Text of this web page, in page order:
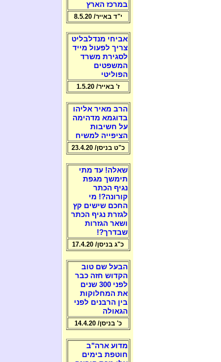
במרכז הארץ
י"ד באייר/ 8.5.20
אביחי מנדלבליט
צריך לפעול מייד
לסגירת משרד
המשפטים
הפוליטי
ז' באייר/ 1.5.20
הרב מאיר אליהו
בדוגמא מדהימה
על חשיבות
הציפייה למשיח
כ"ט בניסן/ 23.4.20
שאלה! עד מתי
תימשך מגפת
נגיף הכתר
קורונה?! מי
החכם שישים קץ
לגזרת נגיף הכתר
ושאר הגזרות
שבדרך?!
כ"ג בניסן/ 17.4.20
הבעל שם טוב
הקדוש חזה כבר
לפני 300 שנים
את המחלוקות
בין הרבנים לפני
הגאולה
כ' בניסן/ 14.4.20
מדוע ארה"ב
חוטפת בימים